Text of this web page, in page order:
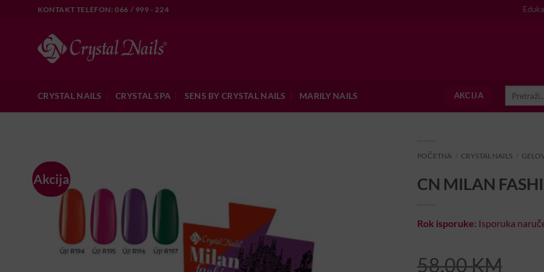
KONTAKT TELEFON: 066 / 999 - 224
CRYSTAL NAILS CRYSTAL SPA SENS BY CRYSTAL NAILS MARILY NAILS AKCIJA
Akcija
POČETNA CRYSTAL NAILS
CN MILAN
Rok isporuke: Isporuka
58,00KM